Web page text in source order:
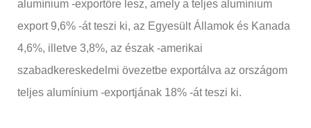
alumínium -exportőre lesz, amely a teljes alumínium
export 9,6% -át teszi ki, az Egyesült Államok és Kanada
4,6%, illetve 3,8%, az észak -amerikai
szabadkereskedelmi övezetbe exportálva az országom
teljes alumínium -exportjának 18% -át teszi ki.